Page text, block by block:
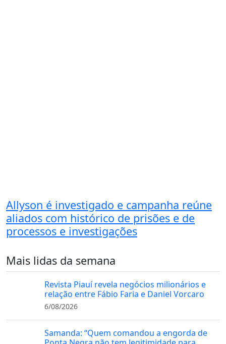
Allyson é investigado e campanha reúne
aliados com histórico de prisões e de
processos e investigações
Mais lidas da semana
Revista Piauí revela negócios milionários e
relação entre Fábio Faria e Daniel Vorcaro
6/08/2026
Samanda: “Quem comandou a engorda de